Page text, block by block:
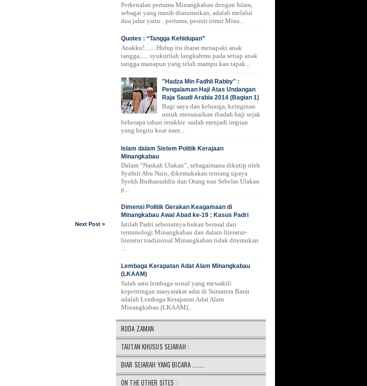
Next Post »
Perkenalan pertama Minangkabau dengan Islam,
sebagai yang masih diasumsikan, adalah melalui
dua jalur yaitu : pertama, pesisir timur Mina...
Quotes : “Tangga Kehidupan”
Anakku!........Hidup itu ibarat menapaki anak
tangga,..... syukurilah langkahmu pada setiap anak
tangga manapun yang telah mampu kau tapak...
"Hadza Min Fadhli Rabby" :
Pengalaman Haji Atas Undangan
Raja Saudi Arabia 2014 (Bagian 1)
Bagi saya dan keluarga, keinginan
untuk menunaikan ibadah haji sejak
beberapa tahun terakhir sudah menjadi impian
yang begitu kuat nam...
Islam dalam Sistem Politik Kerajaan
Minangkabau
Dalam “Naskah Ulakan”, sebagaimana dikutip oleh
Syafnir Abu Nain, dikemukakan tentang upaya
Syekh Burhanuddin dan Orang nan Sebelas Ulakan
p...
Dimensi Politik Gerakan Keagamaan di
Minangkabau Awal Abad ke-19 : Kasus Padri
Istilah Padri sebenarnya bukan berasal dari
terminologi Minangkabau dan dalam literatur-
literatur tradisional Minangkabau tidak ditemukan
Lembaga Kerapatan Adat Alam Minangkabau
(LKAAM)
Salah satu lembaga sosial yang mewakili
kepentingan masyarakat adat di Sumatera Barat
adalah Lembaga Kerapatan Adat Alam
Minangkabau (LKAAM)...
RODA ZAMAN
TAUTAN KHUSUS SEJARAH :
BIAR SEJARAH YANG BICARA ........
ON THE OTHER SITES :